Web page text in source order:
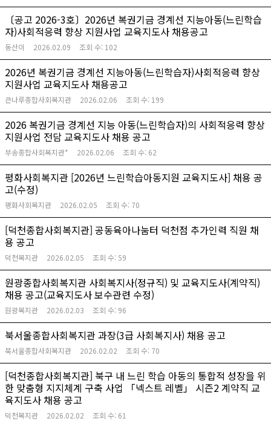
〔공고 2026-3호〕2026년 복권기금 경계선 지능아동(느린학습
자)사회적응력 향상 지원사업 교육지도사 채용공고
동산이 2026.02.09 조회 수: 102
2026년 복권기금 경계선 지능아동(느린학습자)사회적응력 향상
지원사업 교육지도사 채용공고
큰나루종합사회복지관 2026.02.06 조회 수: 199
2026 복권기금 경계선 지능 아동(느린학습자)의 사회적응력 향상
지원사업 전담 교육지도사 채용 공고
부송종합사회복지관* 2026.02.06 조회 수: 62
평화사회복지관 [2026년 느린학습아동지원 교육지도사] 채용 공
고(수정)
평화사회복지관 2026.02.05 조회 수: 70
[덕천종합사회복지관] 공동육아나눔터 덕천점 추가인력 직원 채
용 공고
덕천복지관 2026.02.05 조회 수:59
원광종합사회복지관 사회복지사(정규직) 및 교육지도사(계약직)
채용 공고(교육지도사 보수관련 수정)
원광복지관 2026.02.03 조회 수: 96
북서울종합사회복지관 과장(3급 사회복지사) 채용 공고
북서울종합사회복지관 2026.02.02 조회 수: 70
[덕천종합사회복지관] 북구 내 느린 학습 아동의 통합적 성장을 위
한 맞춤형 지지체계 구축 사업 「넥스트 레벨」 시즌2 계약직 교
육지도사 채용 공고
덕천복지관 2026.02.02 조회 수: 61